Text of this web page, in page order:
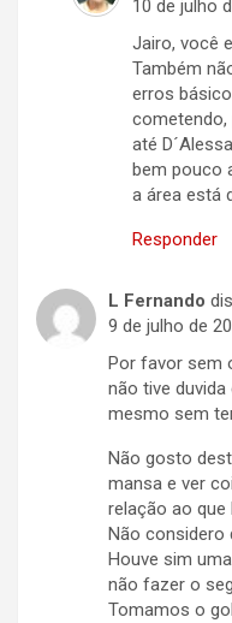
10 de julho
Jairo, você
Também
erros
cometendo,
até
bem pouco
a área está
Responder
L Fernando
9 de julho de
Por favor sem
não tive
mesmo sem
Não gosto
mansa e ver
relação ao
Não considero
Houve sim
não fazer o
Tomamos o